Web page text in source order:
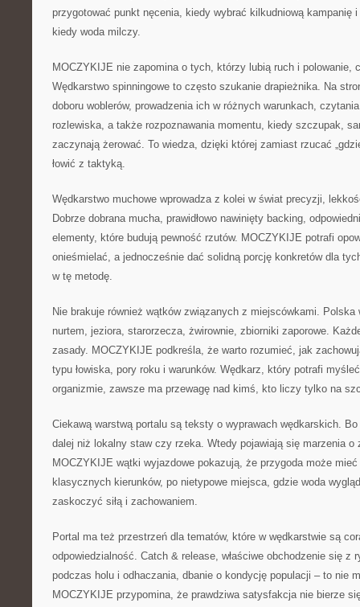
przygotować punkt nęcenia, kiedy wybrać kilkudniową kampanię
kiedy woda milczy.
MOCZYKIJE nie zapomina o tych, którzy lubią ruch i polowanie,
Wędkarstwo spinningowe to często szukanie drapieżnika. Na
doboru woblerów, prowadzenia ich w różnych warunkach,
rozlewiska, a także rozpoznawania momentu, kiedy szczupak,
zaczynają żerować. To wiedza, dzięki której zamiast rzucać
łowić z taktyką.
Wędkarstwo muchowe wprowadza z kolei w świat precyzji,
Dobrze dobrana mucha, prawidłowo nawinięty backing,
elementy, które budują pewność rzutów. MOCZYKIJE potrafi
onieśmielać, a jednocześnie dać solidną porcję konkretów dla
w tę metodę.
Nie brakuje również wątków związanych z miejscówkami.
nurtem, jeziora, starorzecza, żwirownie, zbiorniki zaporowe.
zasady. MOCZYKIJE podkreśla, że warto rozumieć, jak
typu łowiska, pory roku i warunków. Wędkarz, który potrafi
organizmie, zawsze ma przewagę nad kimś, kto liczy tylko na
Ciekawą warstwą portalu są teksty o wyprawach wędkarskich.
dalej niż lokalny staw czy rzeka. Wtedy pojawiają się marzenia o
MOCZYKIJE wątki wyjazdowe pokazują, że przygoda może
klasycznych kierunków, po nietypowe miejsca, gdzie woda
zaskoczyć siłą i zachowaniem.
Portal ma też przestrzeń dla tematów, które w wędkarstwie są
odpowiedzialność. Catch & release, właściwe obchodzenie się z
podczas holu i odhaczania, dbanie o kondycję populacji – to nie
MOCZYKIJE przypomina, że prawdziwa satysfakcja nie bierze